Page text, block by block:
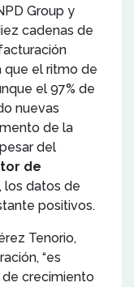
Group y
cadenas de
que el ritmo de
el 97% de
nuevas
de la
del
de
, los datos de
positivos.
Tenorio,
“es
crecimiento